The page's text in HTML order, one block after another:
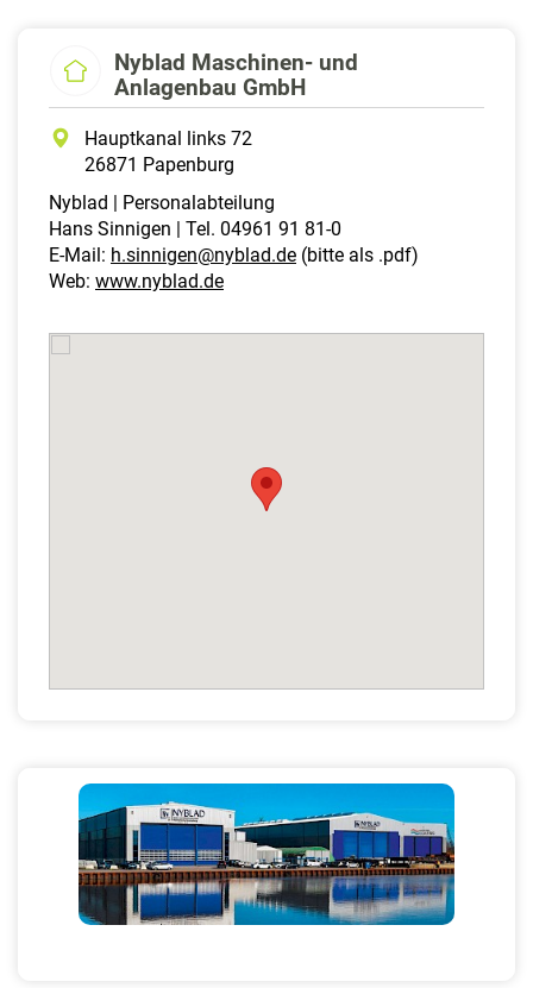
Nyblad Maschinen- und
Anlagenbau GmbH
Hauptkanal links 72
26871 Papenburg
Nyblad | Personalabteilung
Hans Sinnigen | Tel. 04961 91 81-0
E-Mail: h.sinnigen@nyblad.de (bitte als .pdf)
Web: www.nyblad.de